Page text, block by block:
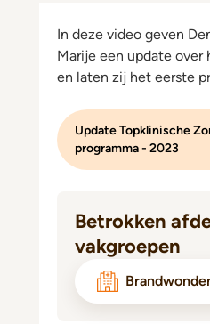
In deze video geven
Marije een update over
en laten zij het eerste
Update Topklinische
programma - 2023
Betrokken
vakgroepen